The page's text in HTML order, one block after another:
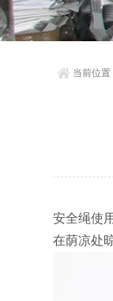
当前位置
安全绳使
在荫凉处